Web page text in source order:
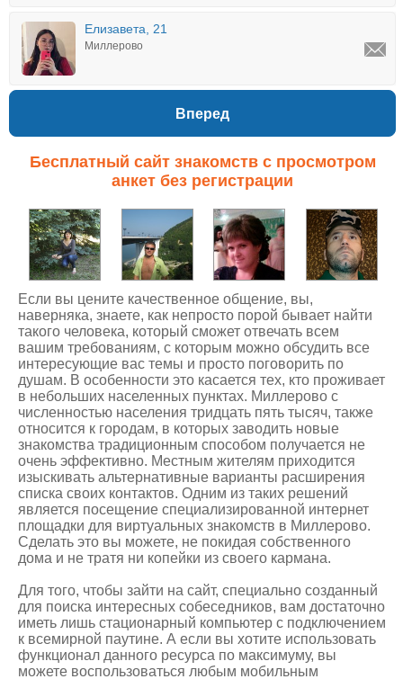
Елизавета, 21
Миллерово
Вперед
Бесплатный сайт знакомств с просмотром
анкет без регистрации
Если вы цените качественное общение, вы,
наверняка, знаете, как непросто порой бывает найти
такого человека, который сможет отвечать всем
вашим требованиям, с которым можно обсудить все
интересующие вас темы и просто поговорить по
душам. В особенности это касается тех, кто проживает
в небольших населенных пунктах. Миллерово с
численностью населения тридцать пять тысяч, также
относится к городам, в которых заводить новые
знакомства традиционным способом получается не
очень эффективно. Местным жителям приходится
изыскивать альтернативные варианты расширения
списка своих контактов. Одним из таких решений
является посещение специализированной интернет
площадки для виртуальных знакомств в Миллерово.
Сделать это вы можете, не покидая собственного
дома и не тратя ни копейки из своего кармана.
Для того, чтобы зайти на сайт, специально созданный
для поиска интересных собеседников, вам достаточно
иметь лишь стационарный компьютер с подключением
к всемирной паутине. А если вы хотите использовать
функционал данного ресурса по максимуму, вы
можете воспользоваться любым мобильным